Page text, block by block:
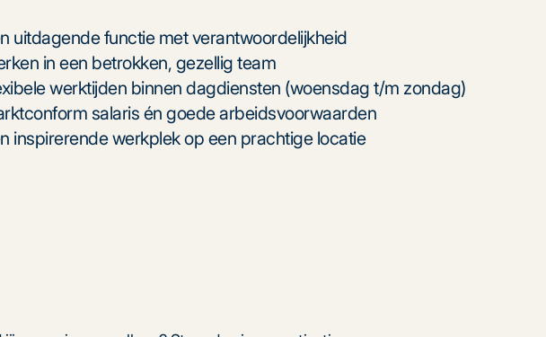
uitdagende functie met verantwoordelijkheid
in een betrokken, gezellig team
werktijden binnen dagdiensten (woensdag t/m zondag)
salaris én goede arbeidsvoorwaarden
inspirerende werkplek op een prachtige locatie